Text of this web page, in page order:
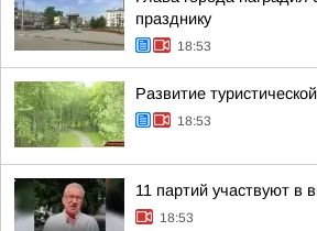
празднику
18:53
Развитие
18:53
11 партий участвуют в
18:53